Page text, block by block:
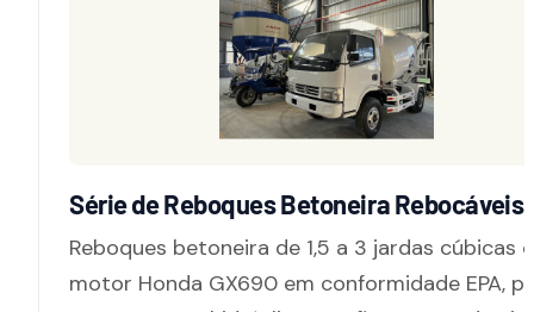
Série de Reboques Betoneira Rebocáveis
Reboques betoneira de 1,5 a 3 jardas cúbicas
motor Honda GX690 em conformidade EPA,